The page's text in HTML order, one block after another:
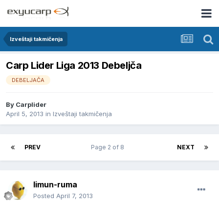
Izveštaji takmičenja
Carp Lider Liga 2013 Debeljča
DEBELJAČA
By Carplider
April 5, 2013 in Izveštaji takmičenja
PREV NEXT
Page 2 of 8
limun-ruma
Posted April 7, 2013